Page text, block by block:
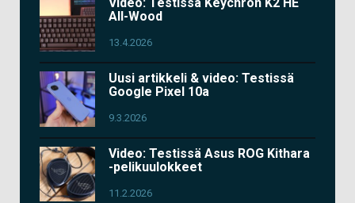
Video: Testissä Keychron K2 HE
All-Wood
13.4.2026
Uusi artikkeli & video: Testissä
Google Pixel 10a
9.3.2026
Video: Testissä Asus ROG Kithara
-pelikuulokkeet
11.2.2026